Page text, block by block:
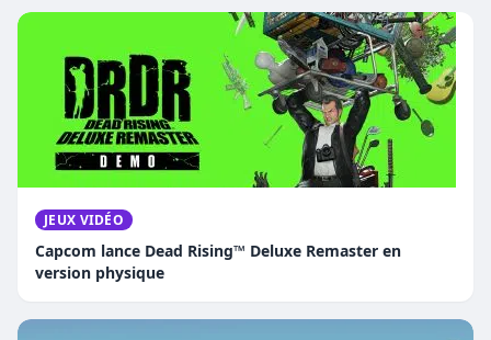
JEUX VIDÉO
Capcom lance Dead Rising™ Deluxe Remaster en
version physique